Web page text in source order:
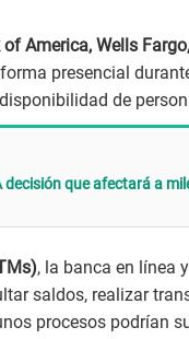
of America, Wells
presencial
de
que afectará a
, la banca en línea
saldos, realizar
procesos podrían